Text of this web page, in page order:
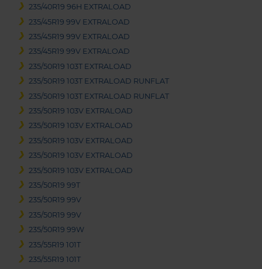
235/40R19 96H EXTRALOAD
235/45R19 99V EXTRALOAD
235/45R19 99V EXTRALOAD
235/45R19 99V EXTRALOAD
235/50R19 103T EXTRALOAD
235/50R19 103T EXTRALOAD RUNFLAT
235/50R19 103T EXTRALOAD RUNFLAT
235/50R19 103V EXTRALOAD
235/50R19 103V EXTRALOAD
235/50R19 103V EXTRALOAD
235/50R19 103V EXTRALOAD
235/50R19 103V EXTRALOAD
235/50R19 99T
235/50R19 99V
235/50R19 99V
235/50R19 99W
235/55R19 101T
235/55R19 101T